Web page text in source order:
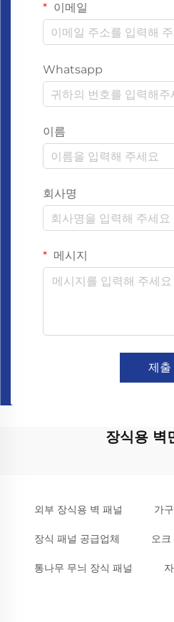
이메일
Whatsapp
이름
회사명
메시지
제출
장식용 벽
외부 장식용 벽 패널 가
장식 패널 공급업체 오크
통나무 무늬 장식 패널